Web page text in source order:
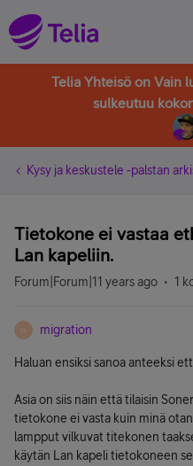
Telia Yhteisö on Vain
sulkeutuu
Kysy ja keskustele -palstan
Tietokone ei vastaa
Lan kapeliin.
Forum|Forum|11 years ago 1
M migration
Haluan ensiksi sanoa anteeksi
Asia on siis näin että tilaisin
tietokone ei vasta kuin minä
lampput vilkuvat titekonen
käytän Lan kapeli tietokoneen